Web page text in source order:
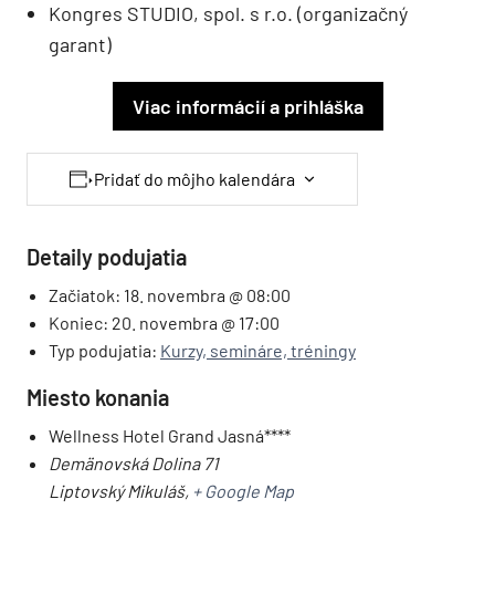
Kongres STUDIO, spol. s r.o. (organizačný
garant)
Viac informácií a prihláška
Pridať do môjho kalendára
Detaily podujatia
Začiatok: 18. novembra @ 08:00
Koniec: 20. novembra @ 17:00
Typ podujatia: Kurzy, semináre, tréningy
Miesto konania
Wellness Hotel Grand Jasná****
Demänovská Dolina 71
Liptovský Mikuláš, + Google Map